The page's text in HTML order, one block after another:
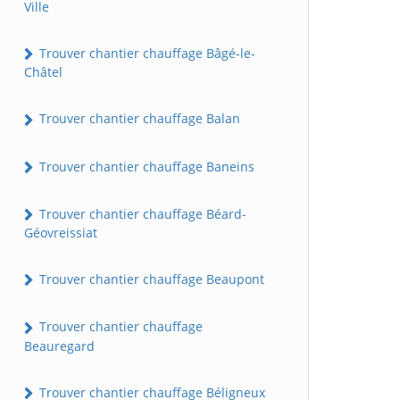
Ville
Trouver chantier chauffage Bâgé-le-
Châtel
Trouver chantier chauffage Balan
Trouver chantier chauffage Baneins
Trouver chantier chauffage Béard-
Géovreissiat
Trouver chantier chauffage Beaupont
Trouver chantier chauffage
Beauregard
Trouver chantier chauffage Béligneux